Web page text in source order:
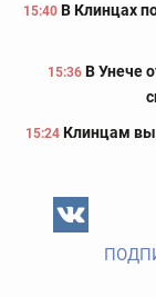
15:40 В Клинцах
15:36 В Унече
15:24 Клинцам